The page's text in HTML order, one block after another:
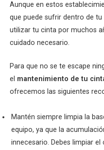
Aunque en estos
que puede sufrir dentro de
utilizar tu cinta por muchos
cuidado necesario.
Para que no se te escape
el mantenimiento de tu
ofrecemos las siguientes
Mantén siempre limpia la
equipo, ya que la
innecesario. Debes limpiar